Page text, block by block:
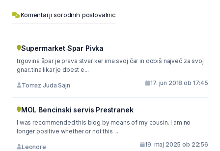
Komentarji sorodnih poslovalnic
Supermarket Spar Pivka
trgovina špar je prava stvar ker ima svoj čar in dobiš največ za svoj
gnar..tina likar je dbest e...
Tomaz Juda Sajn 17. jun 2018 ob 17:45
MOL Bencinski servis Prestranek
I was recommended this blog by means of my cousin. I am no
longer positive whether or not this ...
Leonore 19. maj 2025 ob 22:56